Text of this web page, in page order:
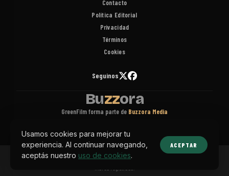
Contacto
Política Editorial
Privacidad
Términos
Cookies
Seguinos
Buzzora
GreenFilm forma parte de Buzzora Media
Copyright © 2026 Buzzora Media. Todos los derechos reservados. Buzzora® es una
Usamos cookies para mejorar tu
experiencia. Al continuar navegando,
aceptás nuestro uso de cookies.
ACEPTAR